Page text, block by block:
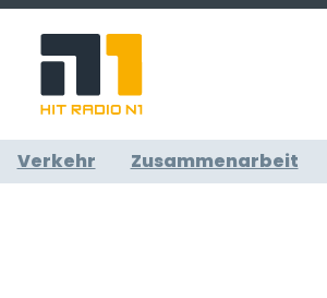
Verkehr Zusammenarbeit